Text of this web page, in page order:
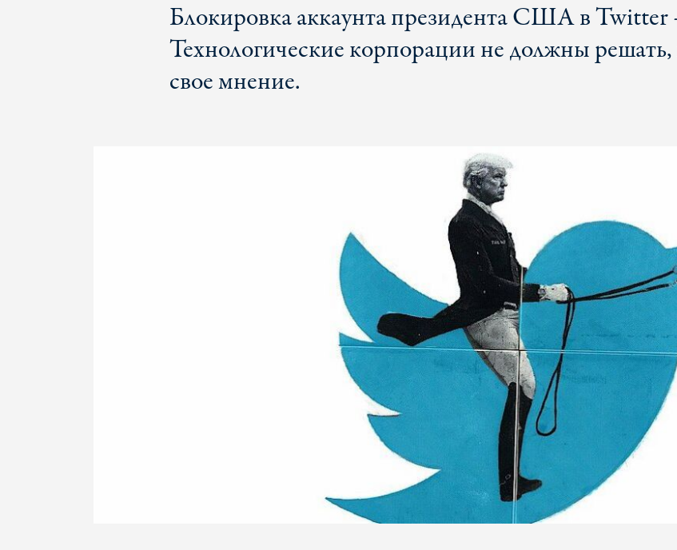
Блокировка аккаунта президента США в Twitter
Технологические корпорации не должны решать,
свое мнение.